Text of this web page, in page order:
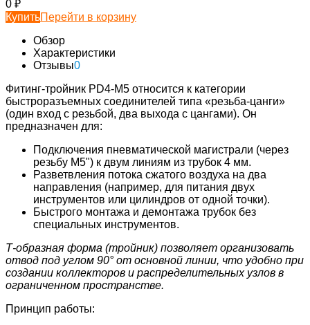
0 ₽
КупитьПерейти в корзину
Обзор
Характеристики
Отзывы0
Фитинг-тройник PD4-М5 относится к категории
быстроразъемных соединителей типа «резьба-цанги»
(один вход с резьбой, два выхода с цангами). Он
предназначен для:
Подключения пневматической магистрали (через
резьбу М5") к двум линиям из трубок 4 мм.
Разветвления потока сжатого воздуха на два
направления (например, для питания двух
инструментов или цилиндров от одной точки).
Быстрого монтажа и демонтажа трубок без
специальных инструментов.
Т-образная форма (тройник) позволяет организовать
отвод под углом 90° от основной линии, что удобно при
создании коллекторов и распределительных узлов в
ограниченном пространстве.
Принцип работы: